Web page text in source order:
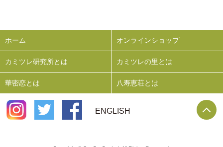
ホーム オンラインショップ
カミツレ研究所とは カミツレの里とは
華密恋とは 八寿恵荘とは
ENGLISH